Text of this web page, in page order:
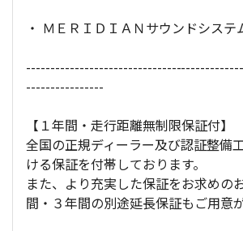
・ ＭＥＲＩＤＩＡＮサウンドシステ
----------------
【１年間・走行距離無制限保証付】
全国の正規ディーラー及び認証整備
ける保証を付帯しております。
また、より充実した保証をお求めの
間・３年間の別途延長保証もご用意